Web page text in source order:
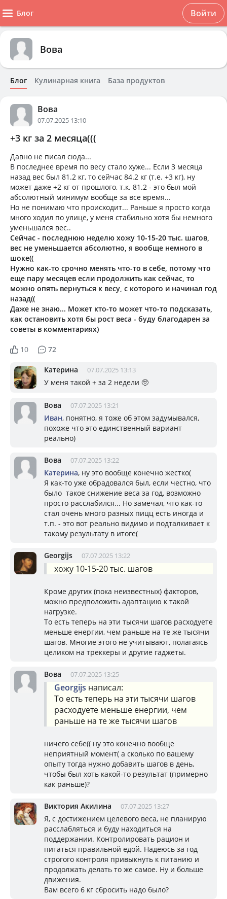
Блог Войти
Вова
Блог Кулинарная книга База продуктов
Вова
07.07.2025 13:10
+3 кг за 2 месяца(((
Давно не писал сюда...
В последнее время по весу стало хуже... Если 3 месяца
назад вес был 81.2 кг, то сейчас 84.2 кг (т.е. +3 кг), ну
может даже +2 кг от прошлого, т.к. 81.2 - это был мой
абсолютный минимум вообще за все время...
Но не понимаю что происходит... Раньше я просто когда
много ходил по улице, у меня стабильно хотя бы немного
уменьшался вес..
Сейчас - последнюю неделю хожу 10-15-20 тыс. шагов,
вес не уменьшается абсолютно, я вообще немного в
шоке((
Нужно как-то срочно менять что-то в себе, потому что
еще пару месяцев если продолжить как сейчас, то
можно опять вернуться к весу, с которого и начинал год
назад((
Даже не знаю... Может кто-то может что-то подсказать,
как остановить хотя бы рост веса - буду благодарен за
советы в комментариях)
10 72
Катерина 07.07.2025 13:13
У меня такой + за 2 недели 🥺
Вова 07.07.2025 13:21
Иван, понятно, я тоже об этом задумывался,
похоже что это единственный вариант
реально)
Вова 07.07.2025 13:22
Катерина, ну это вообще конечно жестко(
Я как-то уже обрадовался был, если честно, что
было такое снижение веса за год, возможно
просто расслабился... Но замечал, что как-то
стал очень много разных пицц есть иногда и
т.п. - это вот реально видимо и подталкивает к
такому результату в итоге(
Georgijs 07.07.2025 13:22
хожу 10-15-20 тыс. шагов
Кроме других (пока неизвестных) факторов,
можно предположить адаптацию к такой
нагрузке.
То есть теперь на эти тысячи шагов расходуете
меньше енергии, чем раньше на те же тысячи
шагов. Многие этого не учитывают, полагаясь
целиком на треккеры и другие гаджеты.
Вова 07.07.2025 13:25
Georgijs написал:
То есть теперь на эти тысячи шагов
расходуете меньше енергии, чем
раньше на те же тысячи шагов
ничего себе(( ну это конечно вообще
неприятный момент( а сколько по вашему
опыту тогда нужно добавить шагов в день,
чтобы был хоть какой-то результат (примерно
как раньше)?
Виктория Акилина 07.07.2025 13:27
Я, с достижением целевого веса, не планирую
расслабляться и буду находиться на
поддержании. Контролировать рацион и
питаться правильной едой. Надеюсь за год
строгого контроля привыкнуть к питанию и
продолжать делать то же самое. Ну и больше
движения.
Вам всего 6 кг сбросить надо было?